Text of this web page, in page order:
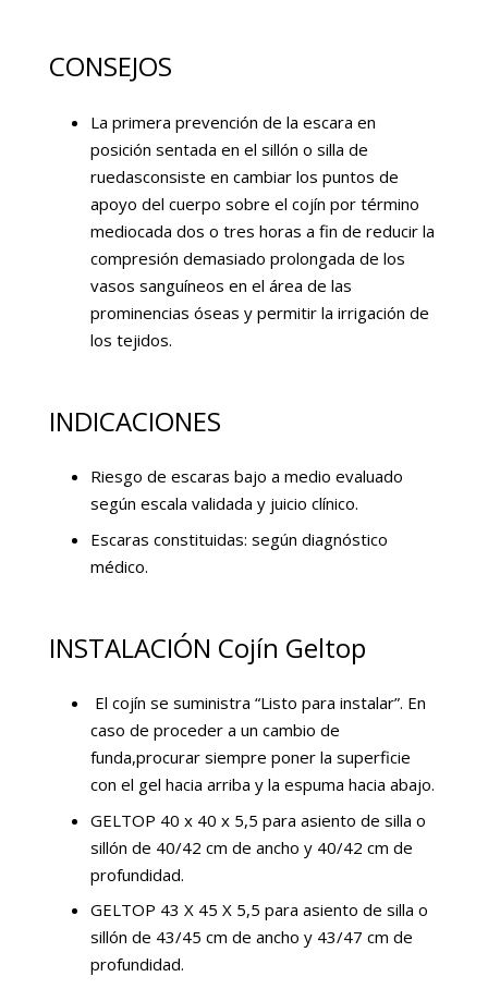
CONSEJOS
La primera prevención de la escara en
posición sentada en el sillón o silla de
ruedasconsiste en cambiar los puntos de
apoyo del cuerpo sobre el cojín por término
mediocada dos o tres horas a fin de reducir la
compresión demasiado prolongada de los
vasos sanguíneos en el área de las
prominencias óseas y permitir la irrigación de
los tejidos.
INDICACIONES
Riesgo de escaras bajo a medio evaluado
según escala validada y juicio clínico.
Escaras constituidas: según diagnóstico
médico.
INSTALACIÓN Cojín Geltop
El cojín se suministra “Listo para instalar”. En
caso de proceder a un cambio de
funda,procurar siempre poner la superficie
con el gel hacia arriba y la espuma hacia abajo.
GELTOP 40 x 40 x 5,5 para asiento de silla o
sillón de 40/42 cm de ancho y 40/42 cm de
profundidad.
GELTOP 43 X 45 X 5,5 para asiento de silla o
sillón de 43/45 cm de ancho y 43/47 cm de
profundidad.